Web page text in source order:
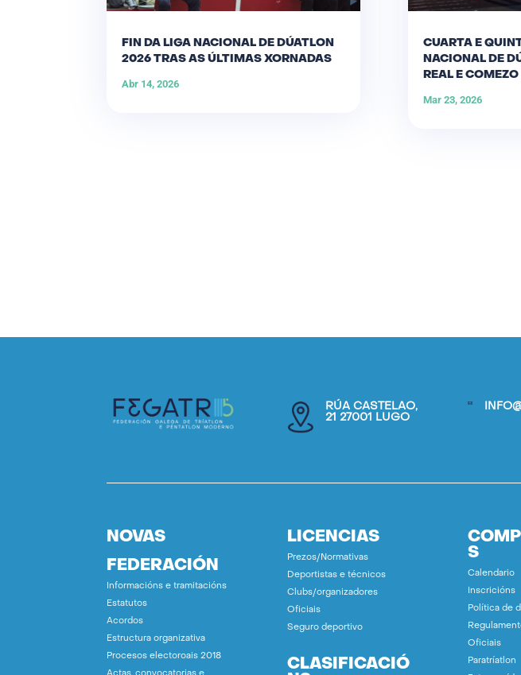
FIN DA LIGA NACIONAL DE DÚATLON
2026 TRAS AS ÚLTIMAS XORNADAS
Abr 14, 2026
CUARTA E
NACIONAL DE
REAL E
Mar 23, 2026
RÚA CASTELAO,
21 27001 LUGO
NOVAS
FEDERACIÓN
Informacións e tramitacións
Estatutos
Acordos
Estructura organizativa
Procesos electoroais 2018
LICENCIAS
Prezos/Normativas
Deportistas e técnicos
Clubs/organizadores
Oficiais
Seguro deportivo
CLASIFICACIÓ
S
Calendario
Inscricións
Política de
Oficiais
Paratríatlon